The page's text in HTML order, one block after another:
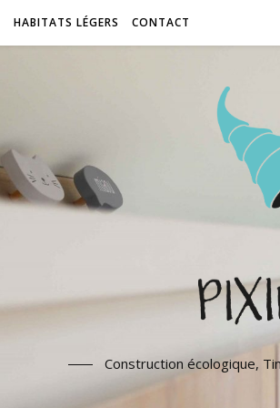
HABITATS LÉGERS CONTACT
Construction écologique,